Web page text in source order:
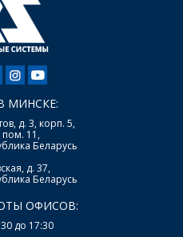
МИНСКЕ:
д. 3, корп. 5,
пом. 11,
Беларусь
д. 37,
Беларусь
ОФИСОВ:
до 17:30